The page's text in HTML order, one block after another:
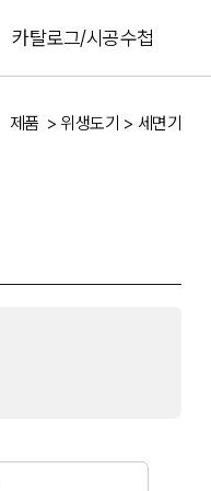
카탈로그/시공수첩
제품 위생도기 세면기